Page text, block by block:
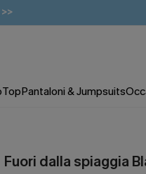
>>
TopPantaloni & Jumpsuits
Fuori dalla spiaggia